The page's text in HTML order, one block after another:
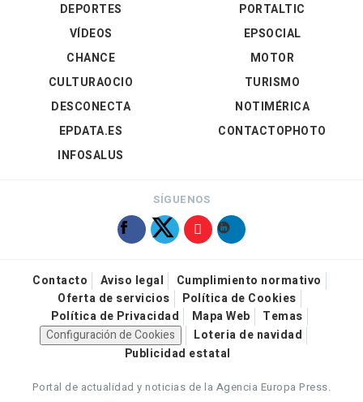
DEPORTES
VÍDEOS
PORTALTIC
EPSOCIAL
CHANCE
CULTURAOCIO
DESCONECTA
EPDATA.ES
INFOSALUS
MOTOR
TURISMO
NOTIMÉRICA
CONTACTOPHOTO
SÍGUENOS
Contacto Aviso legal
Cumplimiento normativo
Oferta de servicios
Política de Cookies
Política de Privacidad
Mapa Web
Temas
Configuración de Cookies
Loteria de navidad
Publicidad estatal
Portal de actualidad y noticias de la Agencia Europa Press.